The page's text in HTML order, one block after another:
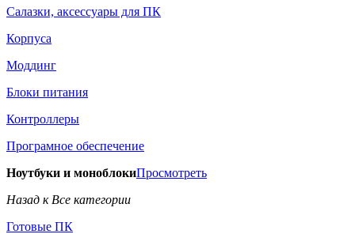
Салазки, аксессуары для ПК
Корпуса
Моддинг
Блоки питания
Контроллеры
Програмное обеспечение
Ноутбуки и моноблокиПросмотреть
Назад к Все категории
Готовые ПК